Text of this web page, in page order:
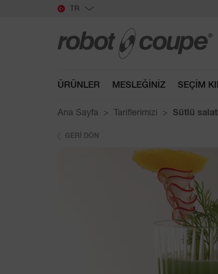
TR
ÜRÜNLER MESLEĞINIZ SEÇIM
Ana Sayfa Tariflerimizi Sütlü
GERI DÖN